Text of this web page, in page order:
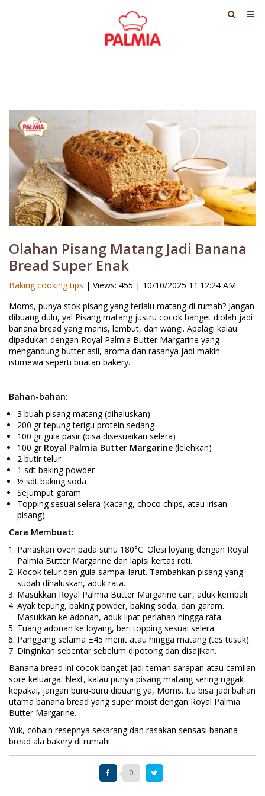
Olahan Pisang Matang Jadi Banana
Bread Super Enak
Baking cooking tips | Views: 455 | 10/10/2025 11:12:24 AM
Moms, punya stok pisang yang terlalu matang di rumah? Jangan
dibuang dulu, ya! Pisang matang justru cocok banget diolah jadi
banana bread yang manis, lembut, dan wangi. Apalagi kalau
dipadukan dengan Royal Palmia Butter Margarine yang
mengandung butter asli, aroma dan rasanya jadi makin
istimewa seperti buatan bakery.
Bahan-bahan:
3 buah pisang matang (dihaluskan)
200 gr tepung terigu protein sedang
100 gr gula pasir (bisa disesuaikan selera)
100 gr Royal Palmia Butter Margarine (lelehkan)
2 butir telur
1 sdt baking powder
½ sdt baking soda
Sejumput garam
Topping sesuai selera (kacang, choco chips, atau irisan
pisang)
Cara Membuat:
Panaskan oven pada suhu 180°C. Olesi loyang dengan Royal
Palmia Butter Margarine dan lapisi kertas roti.
Kocok telur dan gula sampai larut. Tambahkan pisang yang
sudah dihaluskan, aduk rata.
Masukkan Royal Palmia Butter Margarine cair, aduk kembali.
Ayak tepung, baking powder, baking soda, dan garam.
Masukkan ke adonan, aduk lipat perlahan hingga rata.
Tuang adonan ke loyang, beri topping sesuai selera.
Panggang selama ±45 menit atau hingga matang (tes tusuk).
Dinginkan sebentar sebelum dipotong dan disajikan.
Banana bread ini cocok banget jadi teman sarapan atau camilan
sore keluarga. Next, kalau punya pisang matang sering nggak
kepakai, jangan buru-buru dibuang ya, Moms. Itu bisa jadi bahan
utama banana bread yang super moist dengan Royal Palmia
Butter Margarine.
Yuk, cobain resepnya sekarang dan rasakan sensasi banana
bread ala bakery di rumah!
0